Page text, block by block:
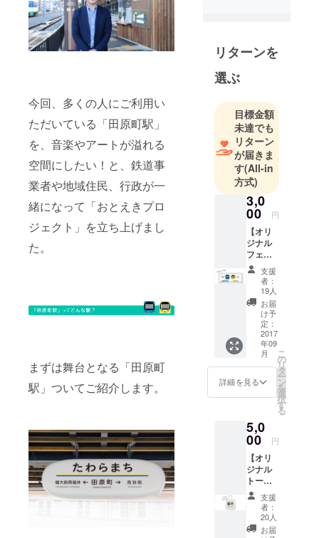
今回、多くの人にご利用い
ただいている「田原町駅」
を、音楽やアートが溢れる
空間にしたい！と、鉄道事
業者や地域住民、行政が一
緒になって「おとえきプロ
ジェクト」を立ち上げまし
た。
まずは舞台となる「田原町
駅」ついてご紹介します。
リターンを
選ぶ
目標金額
未達でも
リターン
が届きま
す(All-in
方式)
3,0
00 円
【オリ
ジナル
フェイ
スタオ
ルコー
ス】 田
原町駅
のシン
ボルで
ある、
えち鉄
と福鉄
の相互
乗り入
れをデ
ザイン
リジナ
ルフェ
イスタ
オルを
プレゼ
ントし
ます。
本体サ
イズ 横
84ｃｍ
支援
者：
19人
お届
け予
定：
2017
年09
月
詳細を見る
こ
の
リ
タ
ー
ン
を
選
択
す
る
5,0
00 円
【オリ
ジナル
トート
バッグ
コー
ス】 田
原町駅
支援
者：
20人
お届